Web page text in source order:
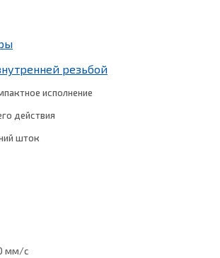
резьбой
исполнение
действия
шток
мм/с